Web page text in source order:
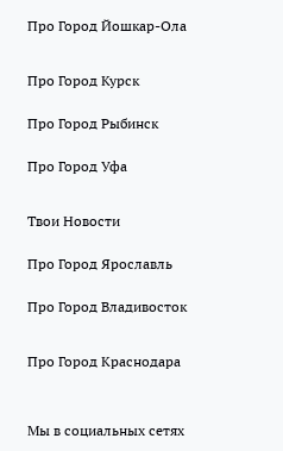
Про Город Йошкар-Ола
Про Город Курск
Про Город Рыбинск
Про Город Уфа
Твои Новости
Про Город Ярославль
Про Город Владивосток
Про Город Краснодара
Мы в социальных сетях